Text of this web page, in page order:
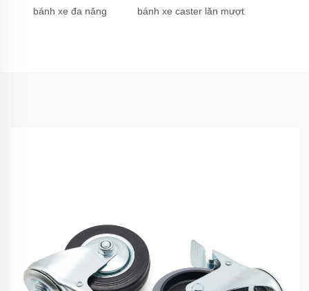
bánh xe đa năng bánh xe caster lăn mượt